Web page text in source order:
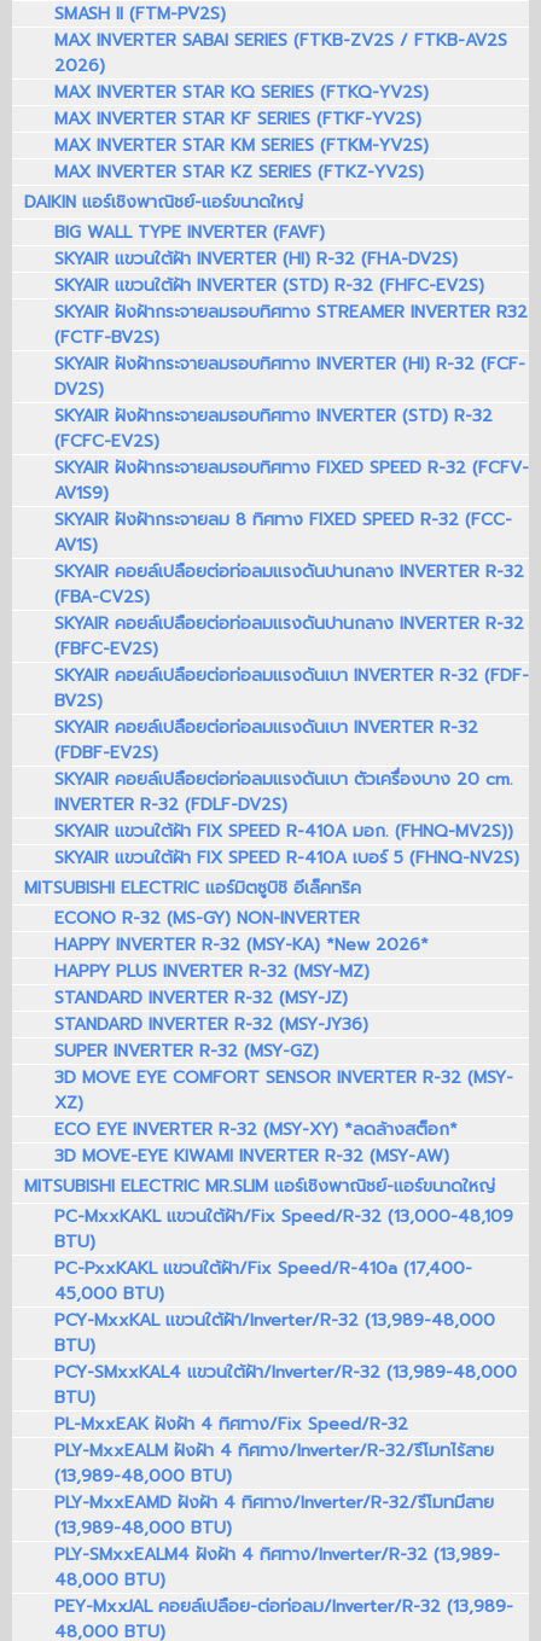
SMASH II (FTM-PV2S)
MAX INVERTER SABAI SERIES (FTKB-ZV2S / FTKB-AV2S
2026)
MAX INVERTER STAR KQ SERIES (FTKQ-YV2S)
MAX INVERTER STAR KF SERIES (FTKF-YV2S)
MAX INVERTER STAR KM SERIES (FTKM-YV2S)
MAX INVERTER STAR KZ SERIES (FTKZ-YV2S)
DAIKIN แอร์เชิงพาณิชย์-แอร์ขนาดใหญ่
BIG WALL TYPE INVERTER (FAVF)
SKYAIR แขวนใต้ฝ้า INVERTER (HI) R-32 (FHA-DV2S)
SKYAIR แขวนใต้ฝ้า INVERTER (STD) R-32 (FHFC-EV2S)
SKYAIR ฝังฝ้ากระจายลมรอบทิศทาง STREAMER INVERTER R32
(FCTF-BV2S)
SKYAIR ฝังฝ้ากระจายลมรอบทิศทาง INVERTER (HI) R-32 (FCF-
DV2S)
SKYAIR ฝังฝ้ากระจายลมรอบทิศทาง INVERTER (STD) R-32
(FCFC-EV2S)
SKYAIR ฝังฝ้ากระจายลมรอบทิศทาง FIXED SPEED R-32 (FCFV-
AV1S9)
SKYAIR ฝังฝ้ากระจายลม 8 ทิศทาง FIXED SPEED R-32 (FCC-
AV1S)
SKYAIR คอยล์เปลือยต่อท่อลมแรงดันปานกลาง INVERTER R-32
(FBA-CV2S)
SKYAIR คอยล์เปลือยต่อท่อลมแรงดันปานกลาง INVERTER R-32
(FBFC-EV2S)
SKYAIR คอยล์เปลือยต่อท่อลมแรงดันเบา INVERTER R-32 (FDF-
BV2S)
SKYAIR คอยล์เปลือยต่อท่อลมแรงดันเบา INVERTER R-32
(FDBF-EV2S)
SKYAIR คอยล์เปลือยต่อท่อลมแรงดันเบา ตัวเครื่องบาง 20 cm.
INVERTER R-32 (FDLF-DV2S)
SKYAIR แขวนใต้ฝ้า FIX SPEED R-410A มอก. (FHNQ-MV2S))
SKYAIR แขวนใต้ฝ้า FIX SPEED R-410A เบอร์ 5 (FHNQ-NV2S)
MITSUBISHI ELECTRIC แอร์มิตซูบิชิ อีเล็คทริค
ECONO R-32 (MS-GY) NON-INVERTER
HAPPY INVERTER R-32 (MSY-KA) *New 2026*
HAPPY PLUS INVERTER R-32 (MSY-MZ)
STANDARD INVERTER R-32 (MSY-JZ)
STANDARD INVERTER R-32 (MSY-JY36)
SUPER INVERTER R-32 (MSY-GZ)
3D MOVE EYE COMFORT SENSOR INVERTER R-32 (MSY-
XZ)
ECO EYE INVERTER R-32 (MSY-XY) *ลดล้างสต็อก*
3D MOVE-EYE KIWAMI INVERTER R-32 (MSY-AW)
MITSUBISHI ELECTRIC MR.SLIM แอร์เชิงพาณิชย์-แอร์ขนาดใหญ่
PC-MxxKAKL แขวนใต้ฝ้า/Fix Speed/R-32 (13,000-48,109
BTU)
PC-PxxKAKL แขวนใต้ฝ้า/Fix Speed/R-410a (17,400-
45,000 BTU)
PCY-MxxKAL แขวนใต้ฝ้า/Inverter/R-32 (13,989-48,000
BTU)
PCY-SMxxKAL4 แขวนใต้ฝ้า/Inverter/R-32 (13,989-48,000
BTU)
PL-MxxEAK ฝังฝ้า 4 ทิศทาง/Fix Speed/R-32
PLY-MxxEALM ฝังฝ้า 4 ทิศทาง/Inverter/R-32/รีโมทไร้สาย
(13,989-48,000 BTU)
PLY-MxxEAMD ฝังฝ้า 4 ทิศทาง/Inverter/R-32/รีโมทมีสาย
(13,989-48,000 BTU)
PLY-SMxxEALM4 ฝังฝ้า 4 ทิศทาง/Inverter/R-32 (13,989-
48,000 BTU)
PEY-MxxJAL คอยล์เปลือย-ต่อท่อลม/Inverter/R-32 (13,989-
48,000 BTU)